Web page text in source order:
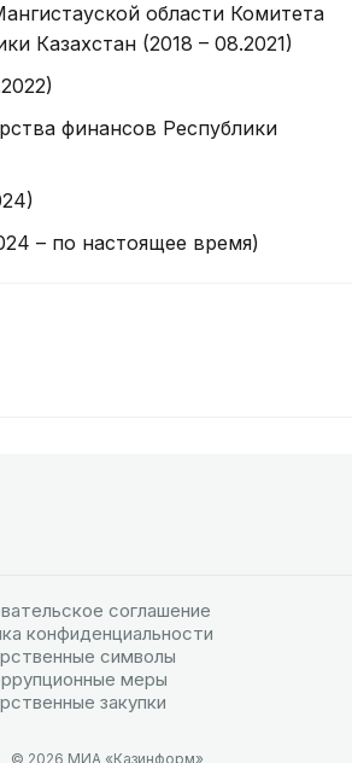
области Комитета
Казахстан (2018 – 08.2021)
финансов Республики
– по настоящее время)
соглашение
конфиденциальности
символы
меры
закупки
© 2026 МИА «Казинформ»